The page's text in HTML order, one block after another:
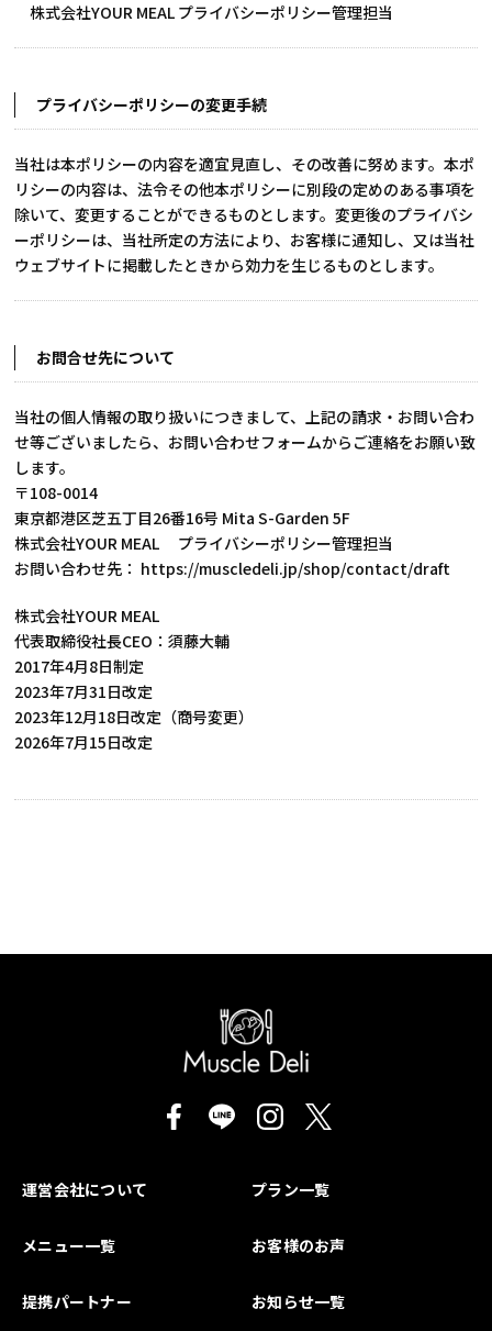
株式会社YOUR MEAL プライバシーポリシー管理担当
プライバシーポリシーの変更手続
当社は本ポリシーの内容を適宜見直し、その改善に努めます。本ポ
リシーの内容は、法令その他本ポリシーに別段の定めのある事項を
除いて、変更することができるものとします。変更後のプライバシ
ーポリシーは、当社所定の方法により、お客様に通知し、又は当社
ウェブサイトに掲載したときから効力を生じるものとします。
お問合せ先について
当社の個人情報の取り扱いにつきまして、上記の請求・お問い合わ
せ等ございましたら、お問い合わせフォームからご連絡をお願い致
します。
〒108-0014
東京都港区芝五丁目26番16号 Mita S-Garden 5F
株式会社YOUR MEAL プライバシーポリシー管理担当
お問い合わせ先： https://muscledeli.jp/shop/contact/draft
株式会社YOUR MEAL
代表取締役社長CEO：須藤大輔
2017年4月8日制定
2023年7月31日改定
2023年12月18日改定（商号変更）
2026年7月15日改定
運営会社について プラン一覧
メニュー一覧 お客様のお声
提携パートナー お知らせ一覧